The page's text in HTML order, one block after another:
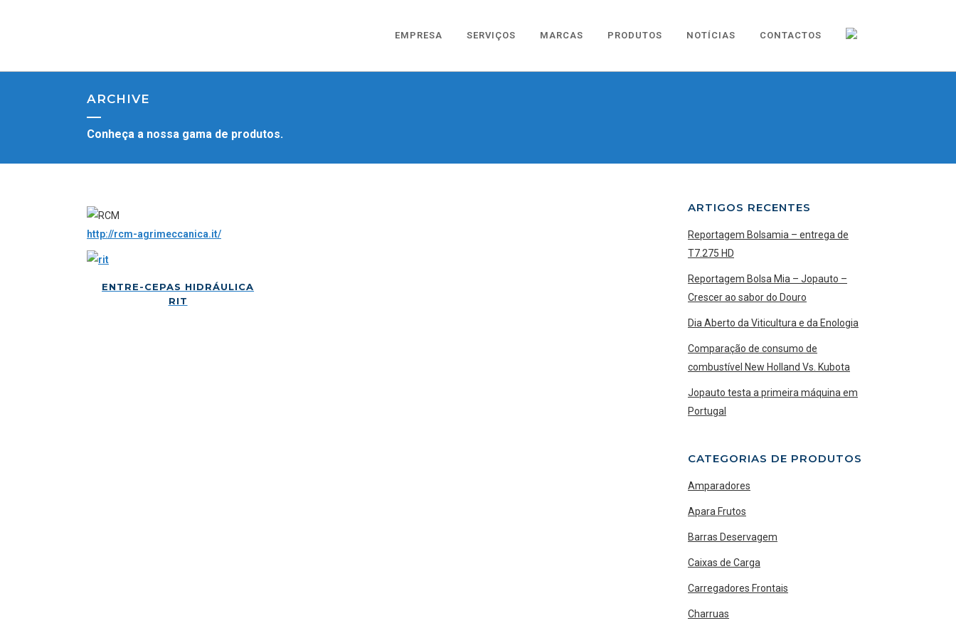
EMPRESA SERVIÇOS MARCAS PRODUTOS NOTÍCIAS CONTACTOS
ARCHIVE
Conheça a nossa gama de produtos.
http://rcm-agrimeccanica.it/
ENTRE-CEPAS HIDRÁULICA
RIT
ARTIGOS RECENTES
Reportagem Bolsamia – entrega de
T7.275 HD
Reportagem Bolsa Mia – Jopauto –
Crescer ao sabor do Douro
Dia Aberto da Viticultura e da Enologia
Comparação de consumo de
combustível New Holland Vs. Kubota
Jopauto testa a primeira máquina em
Portugal
CATEGORIAS DE PRODUTOS
Amparadores
Apara Frutos
Barras Deservagem
Caixas de Carga
Carregadores Frontais
Charruas